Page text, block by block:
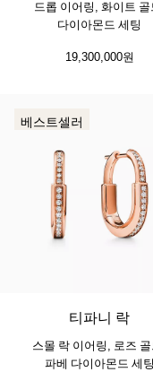
드롭 이어링, 화이트 골
다이아몬드 세팅
19,300,000원
베스트셀러
티파니 락
스몰 락 이어링, 로즈 골
파베 다이아몬드 세팅